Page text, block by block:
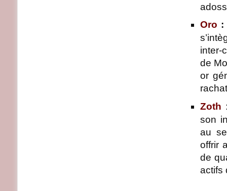
Oro :
inter-
de
or
Zoth
son
au
offrir
de
actifs